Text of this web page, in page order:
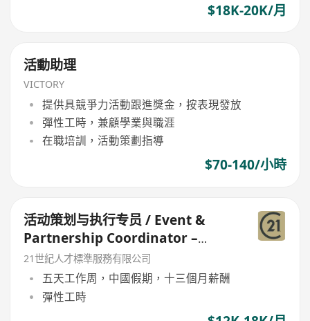
$18K-20K/月
活動助理
VICTORY
提供具競爭力活動跟進獎金，按表現發放
彈性工時，兼顧學業與職涯
在職培訓，活動策劃指導
$70-140/小時
活动策划与执行专员 / Event &
Partnership Coordinator –
Youth Forum
21世紀人才標準服務有限公司
五天工作周，中國假期，十三個月薪酬
彈性工時